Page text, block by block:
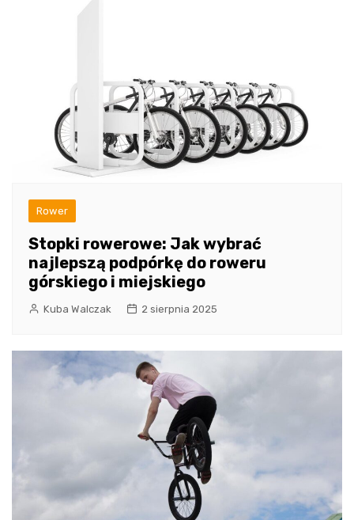
Rower
Stopki rowerowe: Jak wybrać
najlepszą podpórkę do roweru
górskiego i miejskiego
Kuba Walczak 2 sierpnia 2025